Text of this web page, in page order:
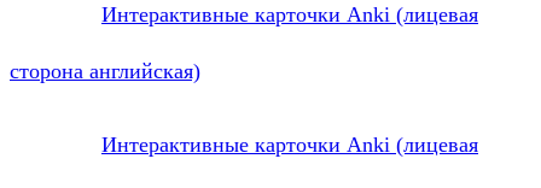
Интерактивные карточки Anki (лицевая
сторона английская)
Интерактивные карточки Anki (лицевая